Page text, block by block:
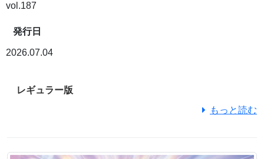
vol.187
発行日
2026.07.04
レギュラー版
もっと読む